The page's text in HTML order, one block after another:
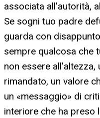
associata all'autorità,
Se sogni tuo padre
guarda con
sempre qualcosa che
non essere all'altezza,
rimandato, un valore
un «messaggio» di
interiore che ha preso